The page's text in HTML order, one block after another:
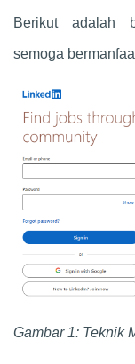
Berikut adalah
semoga
Gambar 1: Teknik